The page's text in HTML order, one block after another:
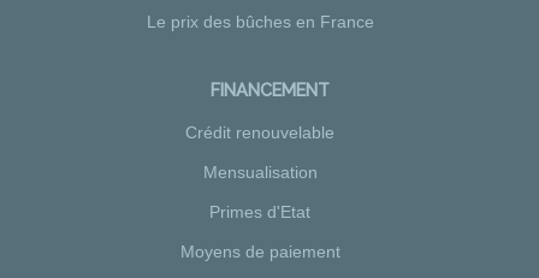
Le prix des bûches en France
FINANCEMENT
Crédit renouvelable
Mensualisation
Primes d'Etat
Moyens de paiement